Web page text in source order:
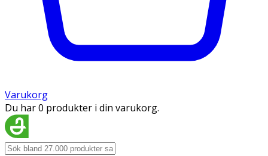
Varukorg
Du har 0 produkter i din varukorg.